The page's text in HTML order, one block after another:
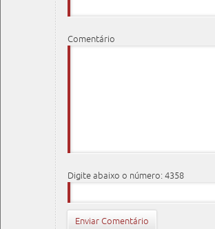
Comentário
Digite abaixo o número: 4358